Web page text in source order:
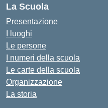
La Scuola
Presentazione
I luoghi
Le persone
I numeri della scuola
Le carte della scuola
Organizzazione
La storia